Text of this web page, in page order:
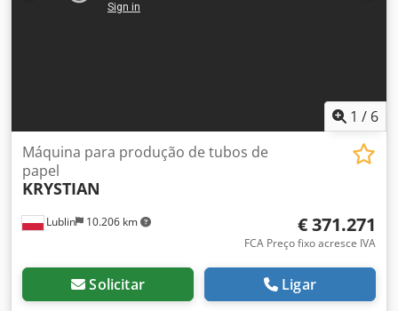
1 / 6
Lublin 10.206 km
Máquina para produção de tubos de
papel
KRYSTIAN
€ 371.271
FCA Preço fixo acresce IVA
Solicitar Ligar